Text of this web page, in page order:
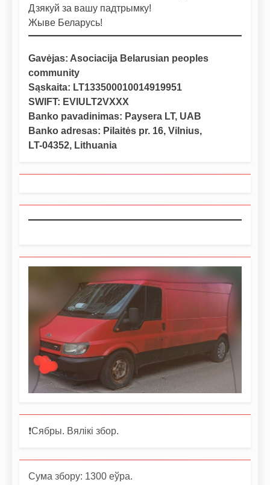
Дзякуй за вашу падтрымку!
Жыве Беларусь!
Gavėjas: Asociacija Belarusian peoples
community
Sąskaita: LT133500010014919951
SWIFT: EVIULT2VXXX
Banko pavadinimas: Paysera LT, UAB
Banko adresas: Pilaitės pr. 16, Vilnius,
LT-04352, Lithuania
❗️Сябры. Вялікі збор.
Сума збору: 1300 еўра.